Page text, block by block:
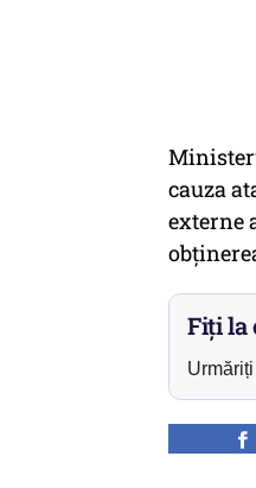
cauza
externe
Fiți la